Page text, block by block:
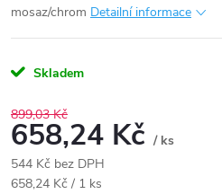
mosaz/chrom Detailní informace
Skladem
899,03 Kč
658,24 Kč / ks
544 Kč bez DPH
Měrná
658,24 Kč / 1 ks